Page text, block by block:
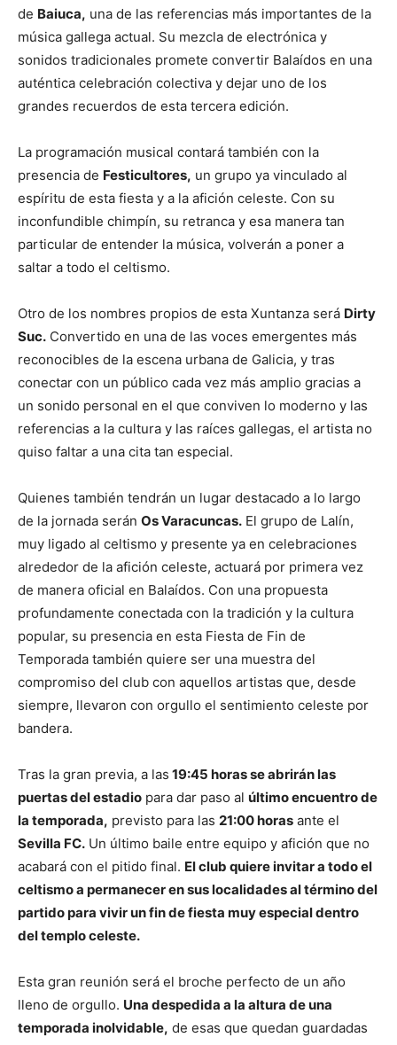
de Baiuca, una de las referencias más importantes de la
música gallega actual. Su mezcla de electrónica y
sonidos tradicionales promete convertir Balaídos en una
auténtica celebración colectiva y dejar uno de los
grandes recuerdos de esta tercera edición.
La programación musical contará también con la
presencia de Festicultores, un grupo ya vinculado al
espíritu de esta fiesta y a la afición celeste. Con su
inconfundible chimpín, su retranca y esa manera tan
particular de entender la música, volverán a poner a
saltar a todo el celtismo.
Otro de los nombres propios de esta Xuntanza será Dirty
Suc. Convertido en una de las voces emergentes más
reconocibles de la escena urbana de Galicia, y tras
conectar con un público cada vez más amplio gracias a
un sonido personal en el que conviven lo moderno y las
referencias a la cultura y las raíces gallegas, el artista no
quiso faltar a una cita tan especial.
Quienes también tendrán un lugar destacado a lo largo
de la jornada serán Os Varacuncas. El grupo de Lalín,
muy ligado al celtismo y presente ya en celebraciones
alrededor de la afición celeste, actuará por primera vez
de manera oficial en Balaídos. Con una propuesta
profundamente conectada con la tradición y la cultura
popular, su presencia en esta Fiesta de Fin de
Temporada también quiere ser una muestra del
compromiso del club con aquellos artistas que, desde
siempre, llevaron con orgullo el sentimiento celeste por
bandera.
Tras la gran previa, a las 19:45 horas se abrirán las
puertas del estadio para dar paso al último encuentro de
la temporada, previsto para las 21:00 horas ante el
Sevilla FC. Un último baile entre equipo y afición que no
acabará con el pitido final. El club quiere invitar a todo el
celtismo a permanecer en sus localidades al término del
partido para vivir un fin de fiesta muy especial dentro
del templo celeste.
Esta gran reunión será el broche perfecto de un año
lleno de orgullo. Una despedida a la altura de una
temporada inolvidable, de esas que quedan guardadas